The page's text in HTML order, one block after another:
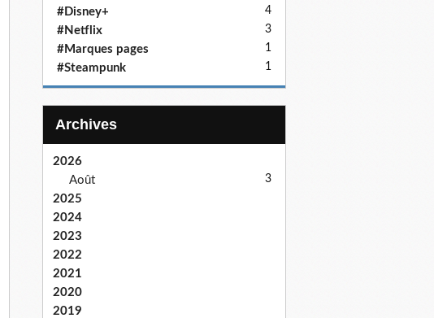
#Disney+ 4
#Netflix 3
#Marques pages 1
#Steampunk 1
Archives
2026
Août
3
2025
2024
2023
2022
2021
2020
2019